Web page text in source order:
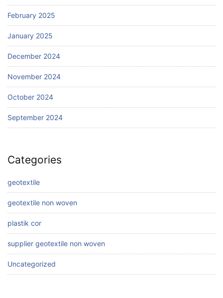
February 2025
January 2025
December 2024
November 2024
October 2024
September 2024
Categories
geotextile
geotextile non woven
plastik cor
supplier geotextile non woven
Uncategorized